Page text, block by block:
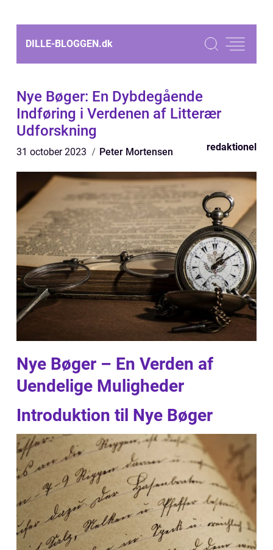
DILLE-BLOGGEN.dk
Nye Bøger: En Dybdegående
Indføring i Verdenen af Litterær
Udforskning
31 october 2023 Peter Mortensen redaktionel
Nye Bøger – En Verden af
Uendelige Muligheder
Introduktion til Nye Bøger